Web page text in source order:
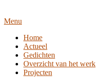
Menu
Home
Actueel
Gedichten
Overzicht van het werk
Projecten